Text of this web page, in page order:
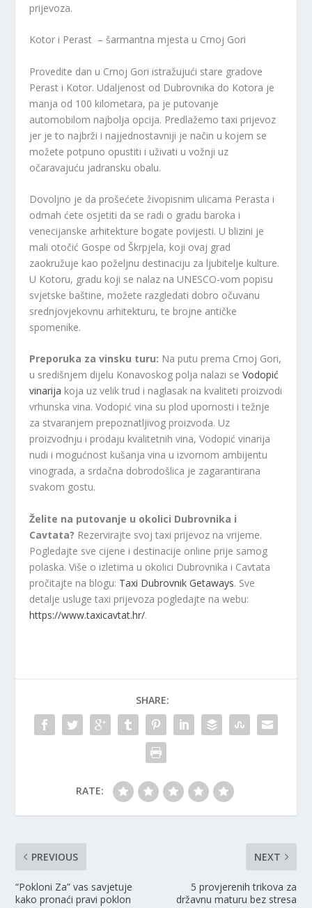
prijevoza.
Kotor i Perast – šarmantna mjesta u Crnoj Gori
Provedite dan u Crnoj Gori istražujući stare gradove
Perast i Kotor. Udaljenost od Dubrovnika do Kotora je
manja od 100 kilometara, pa je putovanje
automobilom najbolja opcija. Predlažemo taxi prijevoz
jer je to najbrži i najjednostavniji je način u kojem se
možete potpuno opustiti i uživati u vožnji uz
očaravajuću jadransku obalu.
Dovoljno je da prošećete živopisnim ulicama Perasta i
odmah ćete osjetiti da se radi o gradu baroka i
venecijanske arhitekture bogate povijesti. U blizini je
mali otočić Gospe od Škrpjela, koji ovaj grad
zaokružuje kao poželjnu destinaciju za ljubitelje kulture.
U Kotoru, gradu koji se nalaz na UNESCO-vom popisu
svjetske baštine, možete razgledati dobro očuvanu
srednjovjekovnu arhitekturu, te brojne antičke
spomenike.
Preporuka za vinsku turu: Na putu prema Crnoj Gori,
u središnjem dijelu Konavoskog polja nalazi se Vodopić
vinarija koja uz velik trud i naglasak na kvaliteti proizvodi
vrhunska vina. Vodopić vina su plod upornosti i težnje
za stvaranjem prepoznatljivog proizvoda. Uz
proizvodnju i prodaju kvalitetnih vina, Vodopić vinarija
nudi i mogućnost kušanja vina u izvornom ambijentu
vinograda, a srdačna dobrodošlica je zagarantirana
svakom gostu.
Želite na putovanje u okolici Dubrovnika i
Cavtata? Rezervirajte svoj taxi prijevoz na vrijeme.
Pogledajte sve cijene i destinacije online prije samog
polaska. Više o izletima u okolici Dubrovnika i Cavtata
pročitajte na blogu: Taxi Dubrovnik Getaways. Sve
detalje usluge taxi prijevoza pogledajte na webu:
https://www.taxicavtat.hr/.
SHARE:
RATE:
PREVIOUS
“Pokloni Za” vas savjetuje
kako pronaći pravi poklon
NEXT
5 provjerenih trikova za
državnu maturu bez stresa